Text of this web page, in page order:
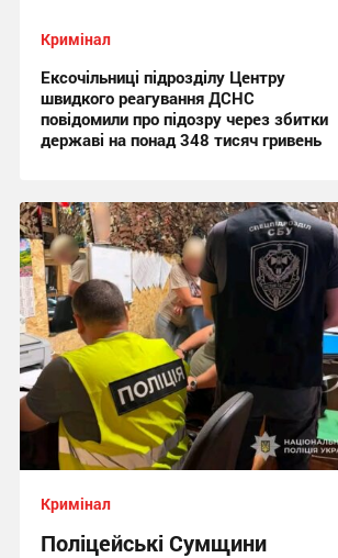
Кримінал
Ексочільниці підрозділу Центру
швидкого реагування ДСНС
повідомили про підозру через збитки
державі на понад 348 тисяч гривень
15:46, 3.08.2026
Кримінал
Поліцейські Сумщини